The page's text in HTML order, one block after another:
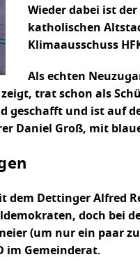
Wieder dabei ist
katholischen
Klimaausschuss
Als echten
trat schon als
geschafft und ist auf
Daniel Groß, mit
Dettinger Alfred
doch bei
(um nur ein
im Gemeinderat.